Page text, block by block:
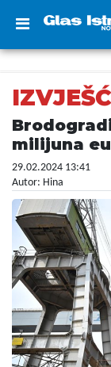
milijuna
29.02.2024 13:41
Autor: Hina